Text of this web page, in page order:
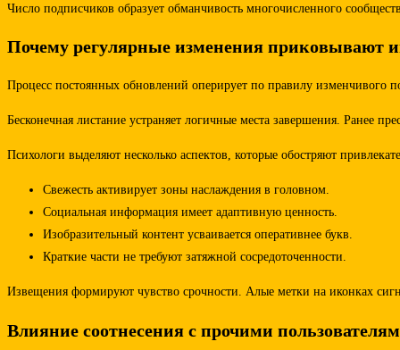
Число подписчиков образует обманчивость многочисленного
Почему регулярные изменения приковывают
Процесс постоянных обновлений оперирует по правилу изменчивого
Бесконечная листание устраняет логичные места завершения. Ранее
Психологи выделяют несколько аспектов, которые обостряют
Свежесть активирует зоны наслаждения в головном.
Социальная информация имеет адаптивную ценность.
Изобразительный контент усваивается оперативнее букв.
Краткие части не требуют затяжной сосредоточенности.
Извещения формируют чувство срочности. Алые метки на иконках
Влияние соотнесения с прочими